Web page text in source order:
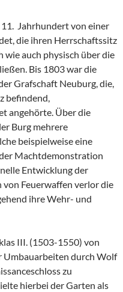
Jahrhundert von einer
die ihren Herrschaftssitz
wie auch physisch über die
Bis 1803 war die
Grafschaft Neuburg, die,
befindend,
angehörte. Über die
Burg mehrere
beispielweise eine
Machtdemonstration
Entwicklung der
Feuerwaffen verlor die
ihre Wehr- und
III. (1503-1550) von
Umbauarbeiten durch Wolf
zu
hierbei der Garten als